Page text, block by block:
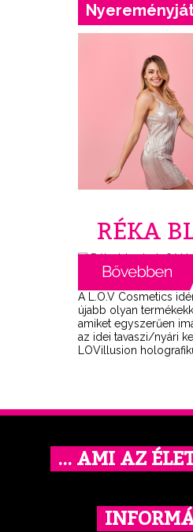
RÉKA
A L.O.V Cosmetics
újabb olyan
amiket egyszerűen
az idei tavaszi/nyári
LOVillusion
… AMI AZ